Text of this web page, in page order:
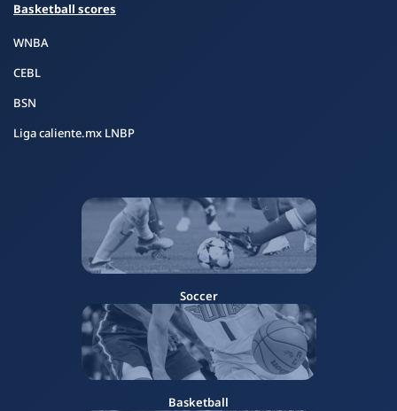
Basketball scores
WNBA
CEBL
BSN
Liga caliente.mx LNBP
Soccer
Basketball